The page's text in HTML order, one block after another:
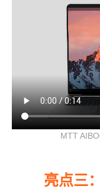
MTT
亮点三